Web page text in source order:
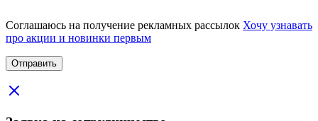
Соглашаюсь на получение рекламных рассылок Хочу узнавать
про акции и новинки первым